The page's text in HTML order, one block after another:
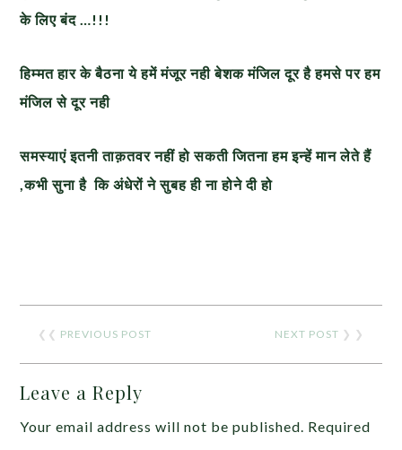
के लिए बंद …!!!
हिम्मत हार के बैठना ये हमें मंजूर नही बेशक मंजिल दूर है हमसे पर हम
मंजिल से दूर नही
समस्याएं इतनी ताक़तवर नहीं हो सकती जितना हम इन्हें मान लेते हैं
,कभी सुना है कि अंधेरों ने सुबह ही ना होने दी हो
❮❮ PREVIOUS POST NEXT POST ❯ ❯
Leave a Reply
Your email address will not be published. Required